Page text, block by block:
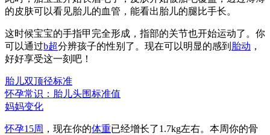
的皮肤可以看见胎儿的血管，能看出胎儿的腿比手长。
这时候宝宝的手指甲完全形成，指部的关节也开始运动了。你
可以通过b超分辨孩子的性别了。现在可以明显的感到 胎动 ，
好好享受这一刻吧！
胎儿双顶径标准
怀孕常识：胎儿头围标准值
妈妈变化
怀孕15周 ，现在你的体重已经增长了1.7kg左右。本周你的骨